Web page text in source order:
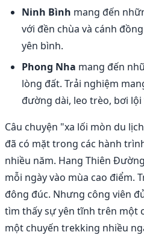
Ninh Bình mang đến
với đền chùa và cánh
yên bình.
Phong Nha mang đến
lòng đất. Trải nghiệm
đường dài, leo trèo, bơi lội
Câu chuyện "xa lối mòn du
đã có mặt trong các hành
nhiều năm. Hang Thiên
mỗi ngày vào mùa cao điểm.
đông đúc. Nhưng công viên
tìm thấy sự yên tĩnh trên một
một chuyến trekking nhiều